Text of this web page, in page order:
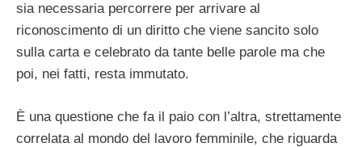
sia necessaria percorrere per arrivare al
riconoscimento di un diritto che viene sancito solo
sulla carta e celebrato da tante belle parole ma che
poi, nei fatti, resta immutato.
È una questione che fa il paio con l’altra, strettamente
correlata al mondo del lavoro femminile, che riguarda